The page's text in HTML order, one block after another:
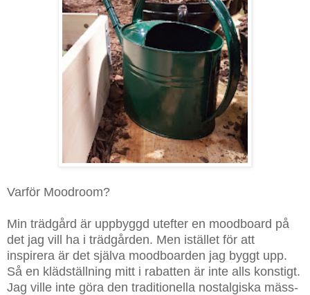
Varför Moodroom?
Min trädgård är uppbyggd utefter en moodboard på
det jag vill ha i trädgården. Men istället för att
inspirera är det själva moodboarden jag byggt upp.
Så en klädställning mitt i rabatten är inte alls konstigt.
Jag ville inte göra den traditionella nostalgiska mäss-